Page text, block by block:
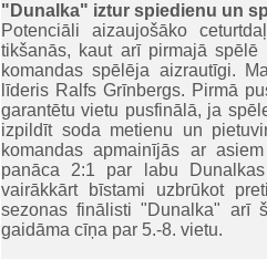
"Dunalka" iztur spiedienu un
Potenciāli aizaujošāko
tikšanās, kaut arī pirmajā
komandas spēlēja aizrautīgi.
līderis Ralfs Grīnbergs. Pirmā
garantētu vietu pusfinālā, ja
izpildīt soda metienu un
komandas apmainījās ar
panāca 2:1 par labu
vairākkārt bīstami uzbrūkot
sezonas finālisti "Dunalka" arī
gaidāma cīņa par 5.-8. vietu.